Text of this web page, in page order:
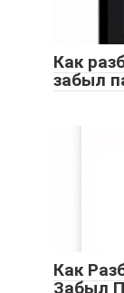
Как
забыл
Как
Забыл